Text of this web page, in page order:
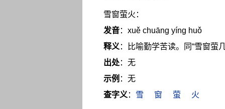
雪窗萤火：
发音：xuě chuāng yíng huǒ
释义：比喻勤学苦读。同“雪窗萤
出处：无
示例 ：无
查字义： 雪 窗 萤 火